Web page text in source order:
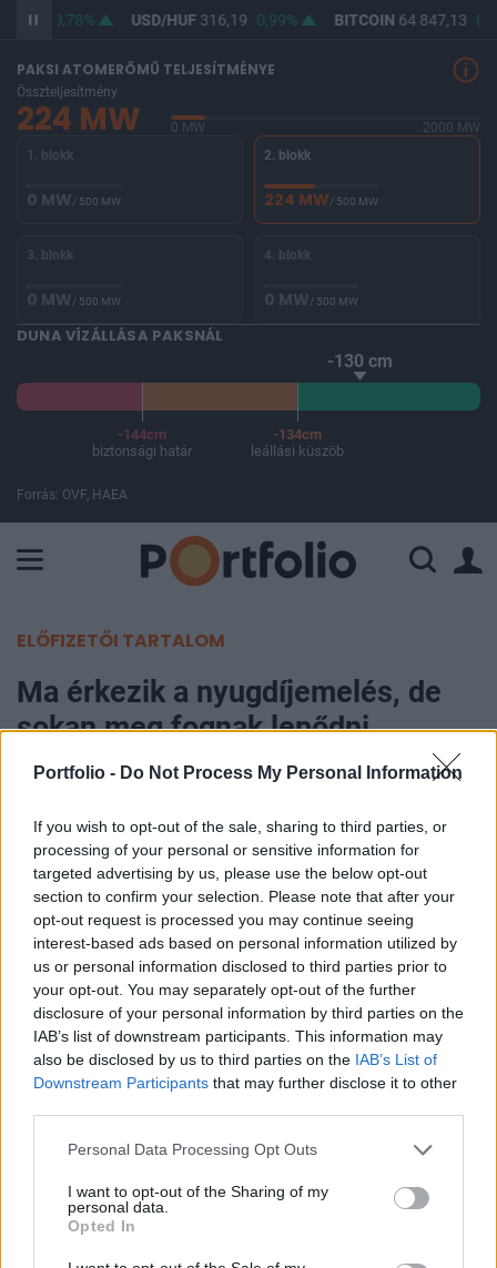
Portfolio - Do Not Process My Personal Information
If you wish to opt-out of the sale, sharing to third parties, or
processing of your personal or sensitive information for
targeted advertising by us, please use the below opt-out
section to confirm your selection. Please note that after your
opt-out request is processed you may continue seeing
interest-based ads based on personal information utilized by
us or personal information disclosed to third parties prior to
your opt-out. You may separately opt-out of the further
disclosure of your personal information by third parties on the
IAB’s list of downstream participants. This information may
also be disclosed by us to third parties on the IAB’s List of
Downstream Participants that may further disclose it to other
Personal Data Processing Opt Outs
I want to opt-out of the Sharing of my
personal data.
Opted In
0,78% USD/HUF316,19 0,99% BITCOIN64 847,13
PAKSI ATOMERŐMŰ TELJESÍTMÉNYE
Összteljesítmény
224 MW 0 MW
2000 MW
1. blokk
0 MW/ 500 MW
2. blokk
224 MW/ 500 MW
3. blokk
0 MW/ 500 MW
4. blokk
0 MW/ 500 MW
DUNA VÍZÁLLÁSA PAKSNÁL
-130 cm
-144cm
biztonsági határ
-134cm
leállási küszöb
Forrás: OVF, HAEA
ELŐFIZETŐI TARTALOM
Ma érkezik a nyugdíjemelés, de
sokan meg fognak lepődni
Portfolio
Az öregségi nyugdíjban részesülők, valamint a
nyugdíjszerű ellátásra jogosult 2,5 millió ember
számára fontos nap a mai. Megérkezik ugyanis az
emelt novemberi nyugdíj, valamint a 3,1%-os
emelés visszamenőlegesen 10+1 hónapra. Fontos
megjegyezni ugyanakkor, hogy a nyugdíjasok egy
részének nem jár ez az emelés, azoknak, akik
januárban még nem kaptak nyugdíjemelést.
A vártnál magasabb idei infláció miatt kiegészítő
nyugdíjemelést fizet az állam, az érintetteknek
ami a gyakorlatban azt jelenti, hogy akik bankszámlára
kapják az összeget, azoknak már ma, akiknek pedig a